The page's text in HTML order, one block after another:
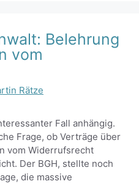
Belehrung
vom
Rätze
Fall anhängig.
Frage, ob Verträge über
vom Widerrufsrecht
Der BGH, stellte noch
die massive